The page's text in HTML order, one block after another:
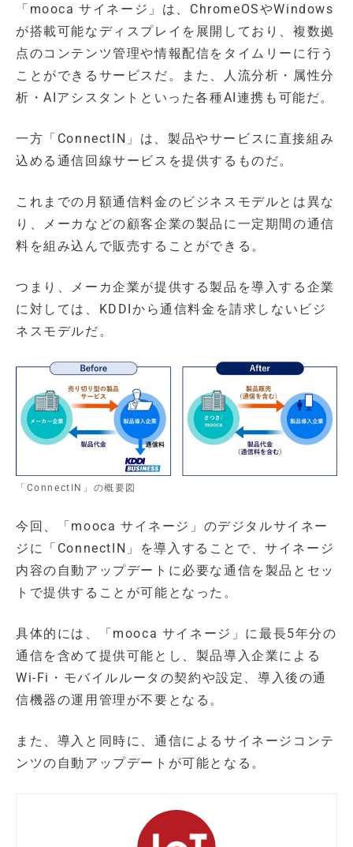
「mooca サイネージ」は、ChromeOSやWindows
が搭載可能なディスプレイを展開しており、複数拠
点のコンテンツ管理や情報配信をタイムリーに行う
ことができるサービスだ。また、人流分析・属性分
析・AIアシスタントといった各種AI連携も可能だ。
一方「ConnectIN」は、製品やサービスに直接組み
込める通信回線サービスを提供するものだ。
これまでの月額通信料金のビジネスモデルとは異な
り、メーカなどの顧客企業の製品に一定期間の通信
料を組み込んで販売することができる。
つまり、メーカ企業が提供する製品を導入する企業
に対しては、KDDIから通信料金を請求しないビジ
ネスモデルだ。
「ConnectIN」の概要図
今回、「mooca サイネージ」のデジタルサイネー
ジに「ConnectIN」を導入することで、サイネージ
内容の自動アップデートに必要な通信を製品とセッ
トで提供することが可能となった。
具体的には、「mooca サイネージ」に最長5年分の
通信を含めて提供可能とし、製品導入企業による
Wi-Fi・モバイルルータの契約や設定、導入後の通
信機器の運用管理が不要となる。
また、導入と同時に、通信によるサイネージコンテ
ンツの自動アップデートが可能となる。